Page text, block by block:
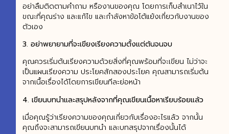
อย่าลืมติดตามคำถาม หรืองานของคุณ โดยการเก็บสำเนาไว้ใน
ขณะที่คุณร่าง และแก้ไข และกำลังหาข้อโต้แย้งเกี่ยวกับงานของ
ตัวเอง
3. อย่าพยายามที่จะเขียงเรียงความตั้งแต่ต้นจนจบ
คุณควรเริ่มต้นเรียงความด้วยสิ่งที่คุณพร้อมที่จะเขียน ไม่ว่าจะ
เป็นแผนเรียงความ ประโยคสักสองประโยค คุณสามารถเริ่มต้น
จากเนื้อเรื่องได้โดยการเขียนทีละย่อหน้า
4. เขียนบทนำและสรุปหลังจากที่คุณเขียนเนื้อหาเรียบร้อยแล้ว
เมื่อคุณรู้ว่าเรียงความของคุณเกี่ยวกับเรื่องอะไรแล้ว จากนั้น
คุณถึงจะสามารถเขียนบทนำ และบทสรุปจากเรื่องนั้นได้